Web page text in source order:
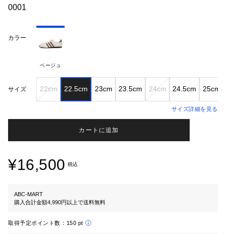
0001
カラー
ベージュ
サイズ 22cm 22.5cm 23cm 23.5cm 24cm 24.5cm 25cm
サイズ詳細を見る
カートに追加
¥16,500 税込
ABC-MART
購入合計金額4,990円以上で送料無料
取得予定ポイント数： 150 pt